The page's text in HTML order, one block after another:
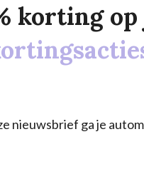
korting
nieuwsbrief ga je